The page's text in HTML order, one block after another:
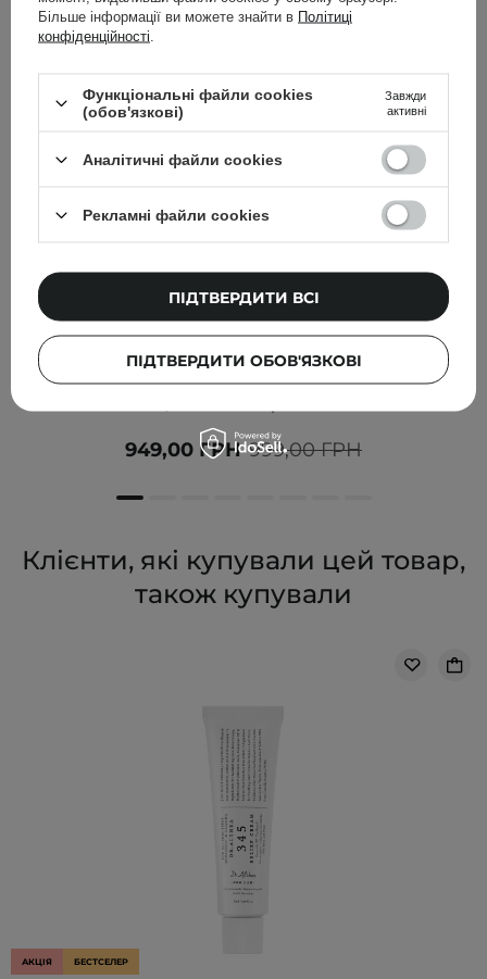
АКЦІЯ
SKIN1004 - Madagascar Centella Hyalu-Cica Water-Fit
Sun Serum SPF50+ PA++++ - Зволожувальний
999,00 ГРН
949,00 ГРН
Клієнти, які купували цей товар,
також купували
АКЦІЯ БЕСТСЕЛЕР
Більше інформації ви можете знайти в Політиці
конфіденційності
Функціональні файли cookies
(обов'язкові)
Завжди
активні
Аналітичні файли cookies
Рекламні файли cookies
ПІДТВЕРДИТИ ОБОВ'ЯЗКОВІ
ПІДТВЕРДИТИ ВСІ